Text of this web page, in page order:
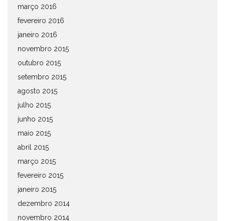
março 2016
fevereiro 2016
janeiro 2016
novembro 2015
outubro 2015
setembro 2015
agosto 2015
julho 2015
junho 2015
maio 2015
abril 2015
março 2015
fevereiro 2015
janeiro 2015
dezembro 2014
novembro 2014